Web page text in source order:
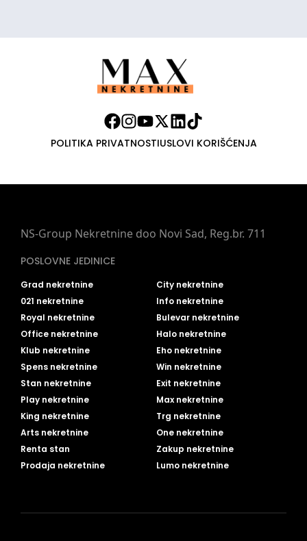
POLITIKA PRIVATNOSTIUSLOVI KORIŠĆENJA
NS-Group Nekretnine doo Novi Sad, Reg.br. 711
POSLOVNE JEDINICE
Grad nekretnine
City nekretnine
021 nekretnine
Info nekretnine
Royal nekretnine
Bulevar nekretnine
Office nekretnine
Halo nekretnine
Klub nekretnine
Eho nekretnine
Spens nekretnine
Win nekretnine
Stan nekretnine
Exit nekretnine
Play nekretnine
Max nekretnine
King nekretnine
Trg nekretnine
Arts nekretnine
One nekretnine
Renta stan
Zakup nekretnine
Prodaja nekretnine
Lumo nekretnine